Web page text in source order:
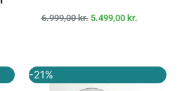
6.999,00kr. 5.499,00 kr.
-21%
oprindeligeaktuelle